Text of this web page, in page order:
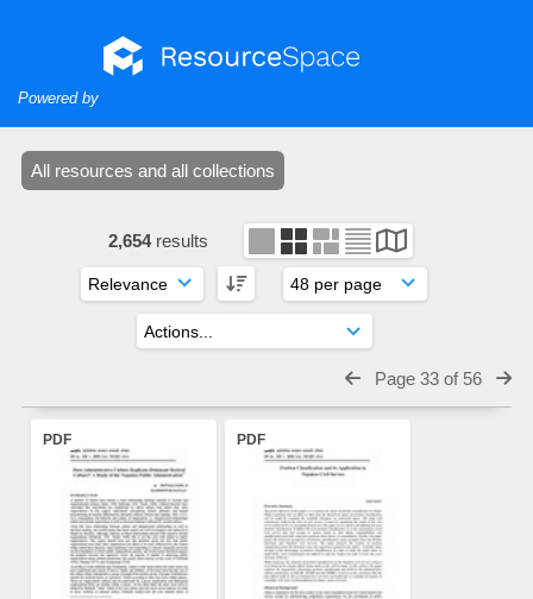
Powered by
All resources and all collections
2,654 results
Page 33 of 56
PDF PDF